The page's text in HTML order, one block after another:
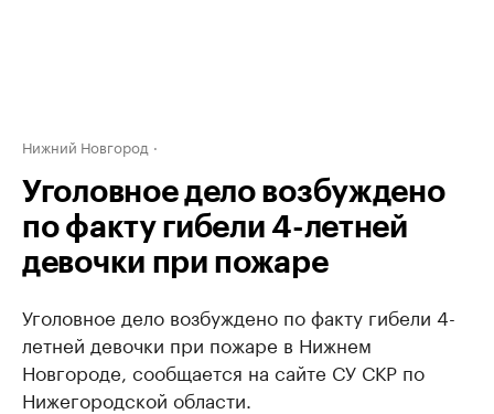
Нижний Новгород
Уголовное дело возбуждено
по факту гибели 4-летней
девочки при пожаре
Уголовное дело возбуждено по факту гибели 4-
летней девочки при пожаре в Нижнем
Новгороде, сообщается на сайте СУ СКР по
Нижегородской области.